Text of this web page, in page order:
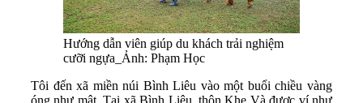
Hướng dẫn viên giúp du khách trải nghiệm
cưỡi ngựa_Ảnh: Phạm Học
Tôi đến xã miền núi Bình Liêu vào một buổi chiều vàng
óng như mật. Tại xã Bình Liêu, thôn Khe Và được ví như